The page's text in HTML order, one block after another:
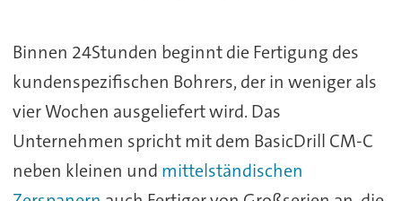
Binnen 24Stunden beginnt die Fertigung des
kundenspezifischen Bohrers, der in weniger als
vier Wochen ausgeliefert wird. Das
Unternehmen spricht mit dem BasicDrill CM-C
neben kleinen und mittelständischen